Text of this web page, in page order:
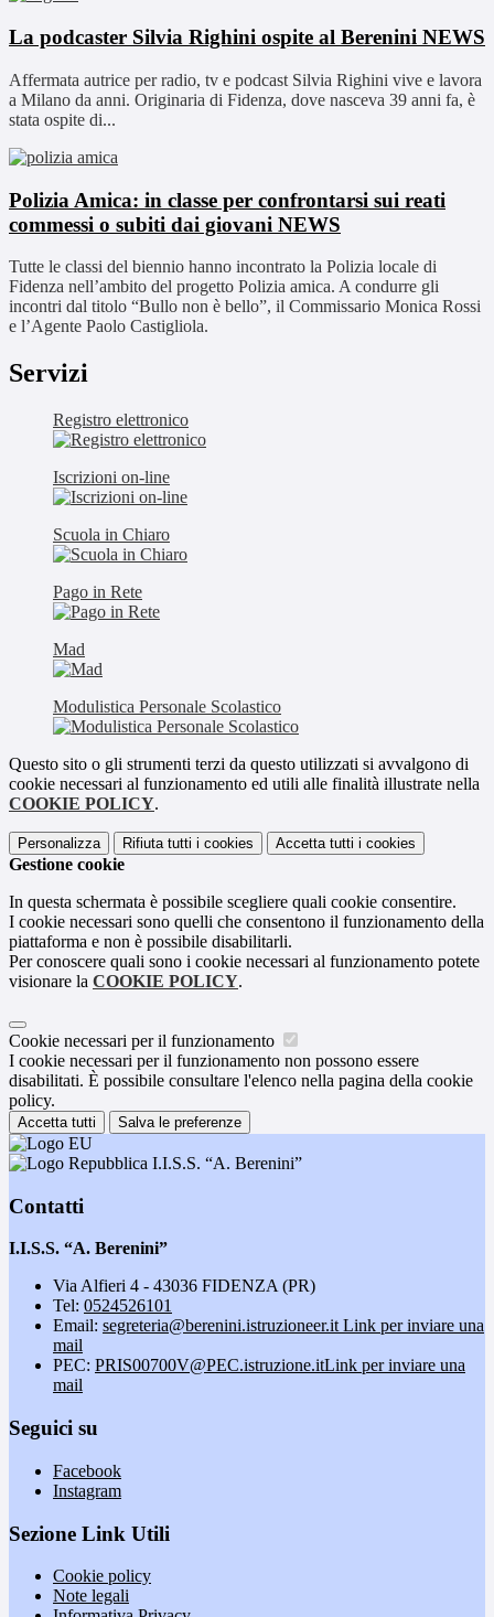
La podcaster Silvia Righini ospite al Berenini NEWS
Affermata autrice per radio, tv e podcast Silvia Righini vive e lavora
a Milano da anni. Originaria di Fidenza, dove nasceva 39 anni fa, è
stata ospite di...
Polizia Amica: in classe per confrontarsi sui reati
commessi o subiti dai giovani NEWS
Tutte le classi del biennio hanno incontrato la Polizia locale di
Fidenza nell’ambito del progetto Polizia amica. A condurre gli
incontri dal titolo “Bullo non è bello”, il Commissario Monica Rossi
e l’Agente Paolo Castigliola.
Servizi
Registro elettronico
Iscrizioni on-line
Scuola in Chiaro
Pago in Rete
Mad
Modulistica Personale Scolastico
Questo sito o gli strumenti terzi da questo utilizzati si avvalgono di
cookie necessari al funzionamento ed utili alle finalità illustrate nella
COOKIE POLICY.
Personalizza Rifiuta tutti i cookies Accetta tutti i cookies
Gestione cookie
In questa schermata è possibile scegliere quali cookie consentire.
I cookie necessari sono quelli che consentono il funzionamento della
piattaforma e non è possibile disabilitarli.
Per conoscere quali sono i cookie necessari al funzionamento potete
visionare la COOKIE POLICY.
Cookie necessari per il funzionamento
I cookie necessari per il funzionamento non possono essere
disabilitati. È possibile consultare l'elenco nella pagina della cookie
policy.
Accetta tutti Salva le preferenze
I.I.S.S. “A. Berenini”
Contatti
I.I.S.S. “A. Berenini”
Via Alfieri 4 - 43036 FIDENZA (PR)
Tel: 0524526101
Email: segreteria@berenini.istruzioneer.itLink per inviare una
mail
PEC: PRIS00700V@PEC.istruzione.itLink per inviare una
mail
Seguici su
Facebook
Instagram
Sezione Link Utili
Cookie policy
Note legali